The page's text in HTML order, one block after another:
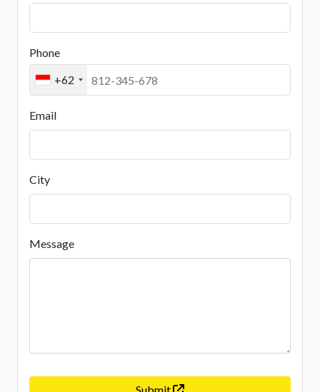
Phone
+62
Email
City
Message